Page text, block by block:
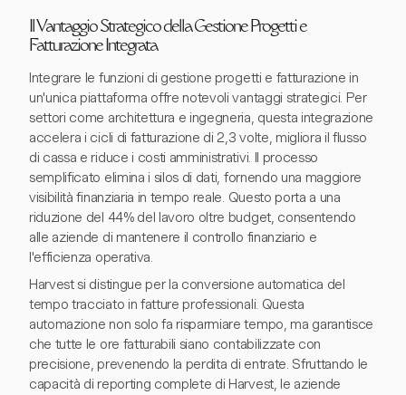
Il Vantaggio Strategico della Gestione Progetti e
Fatturazione Integrata
Integrare le funzioni di gestione progetti e fatturazione in
un'unica piattaforma offre notevoli vantaggi strategici. Per
settori come architettura e ingegneria, questa integrazione
accelera i cicli di fatturazione di 2,3 volte, migliora il flusso
di cassa e riduce i costi amministrativi. Il processo
semplificato elimina i silos di dati, fornendo una maggiore
visibilità finanziaria in tempo reale. Questo porta a una
riduzione del 44% del lavoro oltre budget, consentendo
alle aziende di mantenere il controllo finanziario e
l'efficienza operativa.
Harvest si distingue per la conversione automatica del
tempo tracciato in fatture professionali. Questa
automazione non solo fa risparmiare tempo, ma garantisce
che tutte le ore fatturabili siano contabilizzate con
precisione, prevenendo la perdita di entrate. Sfruttando le
capacità di reporting complete di Harvest, le aziende